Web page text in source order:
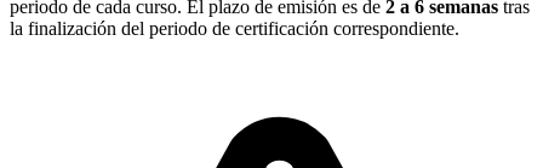
periodo de cada curso. El plazo de emisión es de 2 a 6 semanas tras
la finalización del periodo de certificación correspondiente.